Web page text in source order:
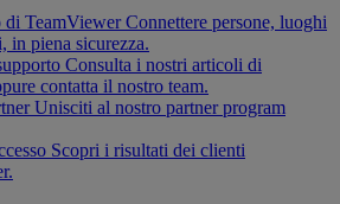
di TeamViewer Connettere persone, luoghi
in piena sicurezza.
Consulta i nostri articoli di
contatta il nostro team.
Unisciti al nostro partner program
Scopri i risultati dei clienti